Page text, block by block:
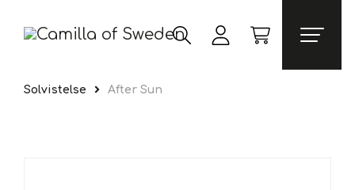
Solvistelse After Sun